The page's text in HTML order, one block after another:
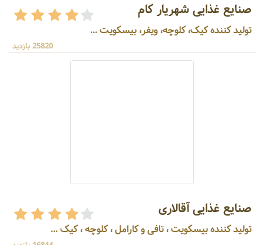
صنایع غذایی شهریار کام
تولید کننده کیک، کلوچه، ویفر، بیسکویت ...
25820 بازدید
صنایع غذایی آقالاری
تولید کننده بیسکویت ، تافی و کارامل ، کلوچه ، کیک ...